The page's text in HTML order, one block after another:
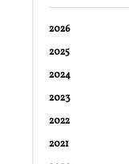
2026
2025
2024
2023
2022
2021